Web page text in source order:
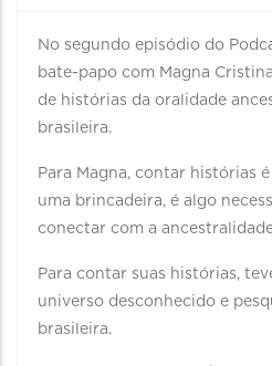
No segundo episódio do
bate-papo com Magna
de histórias da oralidade
brasileira.
Para Magna, contar histórias
uma brincadeira, é algo
conectar com a
Para contar suas histórias,
universo desconhecido e
brasileira.